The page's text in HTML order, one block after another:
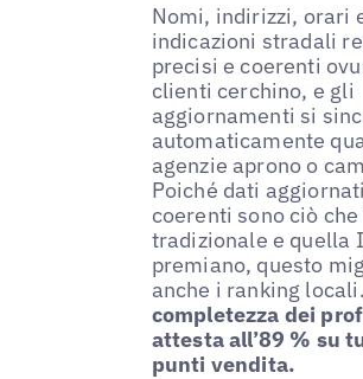
Nomi, indirizzi, orari
indicazioni stradali
precisi e coerenti
clienti cerchino, e gli
aggiornamenti si
automaticamente
agenzie aprono o
Poiché dati
coerenti sono ciò
tradizionale e quella
premiano, questo
anche i ranking locali.
completezza dei
attesta all’89 % su
punti vendita.